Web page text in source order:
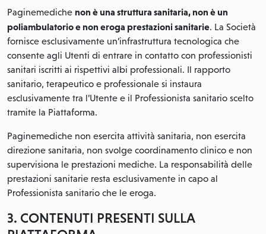
Paginemediche non è una struttura sanitaria, non è un
poliambulatorio e non eroga prestazioni sanitarie. La Società
fornisce esclusivamente un’infrastruttura tecnologica che
consente agli Utenti di entrare in contatto con professionisti
sanitari iscritti ai rispettivi albi professionali. Il rapporto
sanitario, terapeutico e professionale si instaura
esclusivamente tra l’Utente e il Professionista sanitario scelto
tramite la Piattaforma.
Paginemediche non esercita attività sanitaria, non esercita
direzione sanitaria, non svolge coordinamento clinico e non
supervisiona le prestazioni mediche. La responsabilità delle
prestazioni sanitarie resta esclusivamente in capo al
Professionista sanitario che le eroga.
3. CONTENUTI PRESENTI SULLA